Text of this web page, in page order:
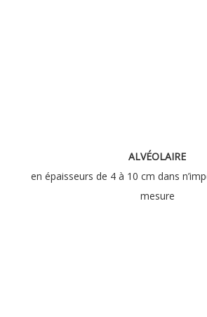
ALVÉOLAIRE
en épaisseurs de 4 à 10 cm dans
mesure